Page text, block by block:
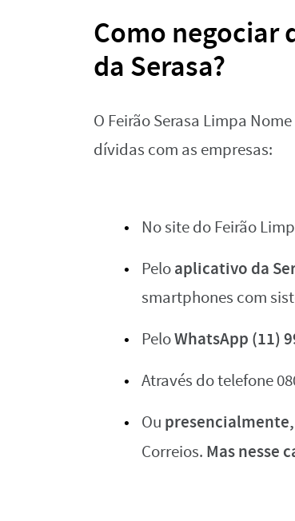
Como negociar
da Serasa?
O Feirão Serasa Limpa
dívidas com as empresas:
No site do Feirão
Peloaplicativo da
smartphones com
PeloWhatsApp (11)
Através do telefone
Ou presencialmente,
Correios. Masnesse